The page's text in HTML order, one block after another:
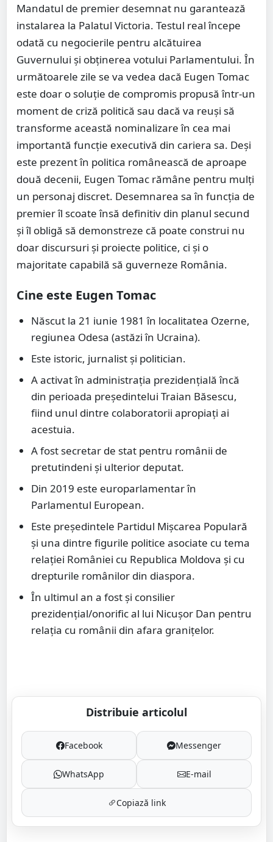
Mandatul de premier desemnat nu garantează
instalarea la Palatul Victoria. Testul real începe
odată cu negocierile pentru alcătuirea
Guvernului și obținerea votului Parlamentului. În
următoarele zile se va vedea dacă Eugen Tomac
este doar o soluție de compromis propusă într-un
moment de criză politică sau dacă va reuși să
transforme această nominalizare în cea mai
importantă funcție executivă din cariera sa. Deși
este prezent în politica românească de aproape
două decenii, Eugen Tomac rămâne pentru mulți
un personaj discret. Desemnarea sa în funcția de
premier îl scoate însă definitiv din planul secund
și îl obligă să demonstreze că poate construi nu
doar discursuri și proiecte politice, ci și o
majoritate capabilă să guverneze România.
Cine este Eugen Tomac
Născut la 21 iunie 1981 în localitatea Ozerne,
regiunea Odesa (astăzi în Ucraina).
Este istoric, jurnalist și politician.
A activat în administrația prezidențială încă
din perioada președintelui Traian Băsescu,
fiind unul dintre colaboratorii apropiați ai
acestuia.
A fost secretar de stat pentru românii de
pretutindeni și ulterior deputat.
Din 2019 este europarlamentar în
Parlamentul European.
Este președintele Partidul Mișcarea Populară
și una dintre figurile politice asociate cu tema
relației României cu Republica Moldova și cu
drepturile românilor din diaspora.
În ultimul an a fost și consilier
prezidențial/onorific al lui Nicușor Dan pentru
relația cu românii din afara granițelor.
Distribuie articolul
Facebook Messenger
WhatsApp E-mail
Copiază link